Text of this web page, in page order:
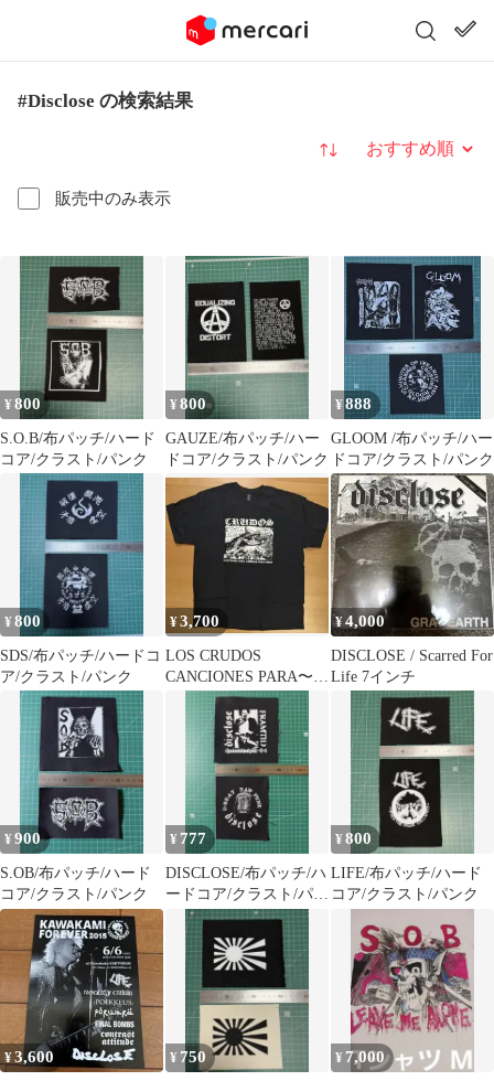
#Disclose の検索結果
販売中のみ表示
並び替え
¥800
S.O.B/布パッチ/ハード
コア/クラスト/パンク
¥800
GAUZE/布パッチ/ハー
ドコア/クラスト/パンク
¥888
GLOOM /布パッチ/ハー
ドコア/クラスト/パンク
¥800
SDS/布パッチ/ハードコ
ア/クラスト/パンク
¥3,700
LOS CRUDOS
CANCIONES PARA〜
90sハードコアクラスト
¥4,000
DISCLOSE / Scarred For
Life 7インチ
¥900
S.OB/布パッチ/ハード
コア/クラスト/パンク
¥ 777
DISCLOSE/布パッチ/ハ
ードコア/クラスト/パン
¥800
LIFE/布パッチ/ハード
コア/クラスト/パンク
¥3,600 ¥ 750 ¥ 7,000